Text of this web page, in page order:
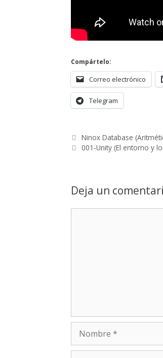
Compártelo:
Correo electrónico
Telegram
Ninox Database
001-Unity (El entorno y
Deja un